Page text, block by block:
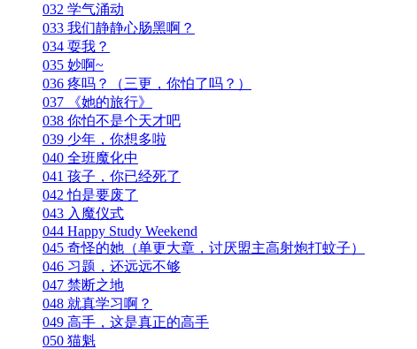
032 学气涌动
033 我们静静心肠黑啊？
034 耍我？
035 妙啊~
036 疼吗？（三更，你怕了吗？）
037 《她的旅行》
038 你怕不是个天才吧
039 少年，你想多啦
040 全班魔化中
041 孩子，你已经死了
042 怕是要废了
043 入魔仪式
044 Happy Study Weekend
045 奇怪的她（单更大章，讨厌盟主高射炮打蚊子）
046 习题，还远远不够
047 禁断之地
048 就真学习啊？
049 高手，这是真正的高手
050 猫魁